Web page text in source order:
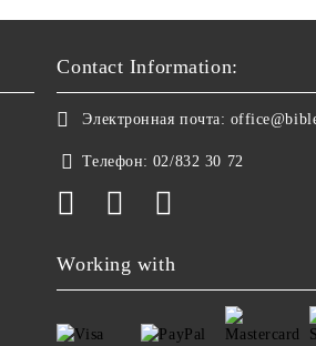
Contact Information:
Электронная почта:
Телефон: 02/832 30 72
Working with